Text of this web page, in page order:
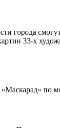
города
33-х